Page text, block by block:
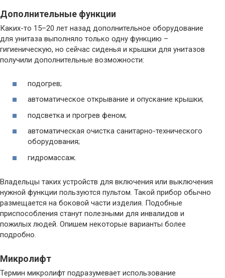
Дополнительные функции
Каких-то 15–20 лет назад дополнительное оборудование
для унитаза выполняло только одну функцию –
гигиеническую, но сейчас сиденья и крышки для унитазов
получили дополнительные возможности:
подогрев;
автоматическое открывание и опускание крышки;
подсветка и прогрев феном;
автоматическая очистка санитарно-технического
оборудования;
гидромассаж.
Владельцы таких устройств для включения или выключения
нужной функции пользуются пультом. Такой прибор обычно
размещается на боковой части изделия. Подобные
приспособления станут полезными для инвалидов и
пожилых людей. Опишем некоторые варианты более
подробно.
Микролифт
Термин микролифт подразумевает использование